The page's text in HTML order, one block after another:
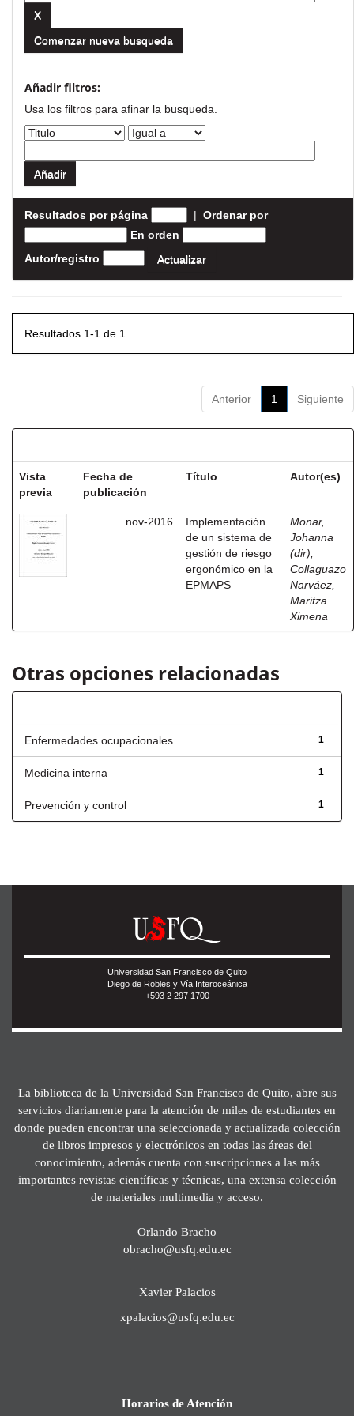
Comenzar nueva busqueda
Añadir filtros:
Usa los filtros para afinar la busqueda.
Resultados por página | Ordenar por
En orden
Autor/registro
Resultados 1-1 de 1.
Anterior 1 Siguiente
Vista
previa
Fecha de
publicación
Título Autor(es)
nov-2016
Implementación
de un sistema de
gestión de riesgo
ergonómico en la
EPMAPS
Monar,
Johanna
(dir);
Collaguazo
Narváez,
Maritza
Ximena
Otras opciones relacionadas
1
Enfermedades ocupacionales
1
Medicina interna
1
Prevención y control
Universidad San Francisco de Quito
Diego de Robles y Vía Interoceánica
+593 2 297 1700
La biblioteca de la Universidad San Francisco de Quito, abre sus
servicios diariamente para la atención de miles de estudiantes en
donde pueden encontrar una seleccionada y actualizada colección
de libros impresos y electrónicos en todas las áreas del
conocimiento, además cuenta con suscripciones a las más
importantes revistas científicas y técnicas, una extensa colección
de materiales multimedia y acceso.
Orlando Bracho
obracho@usfq.edu.ec
Xavier Palacios
xpalacios@usfq.edu.ec
Horarios de Atención